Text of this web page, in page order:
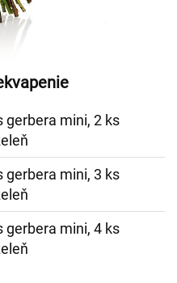
gerbera mini, 2 ks
gerbera mini, 3 ks
gerbera mini, 4 ks